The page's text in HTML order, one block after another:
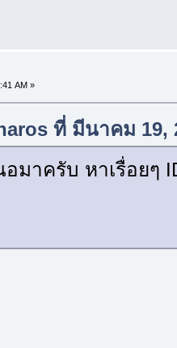
AM »
ที่ มีนาคม 19,
มาครับ หาเรื่อยๆ